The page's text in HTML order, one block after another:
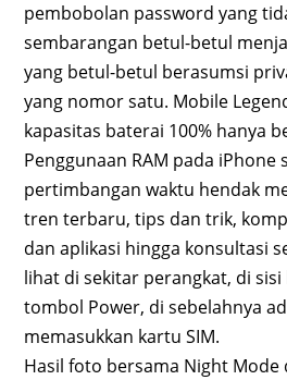
pembobolan password yang
sembarangan betul-betul
yang betul-betul berasumsi
yang nomor satu. Mobile
kapasitas baterai 100% hanya
Penggunaan RAM pada iPhone
pertimbangan waktu hendak
tren terbaru, tips dan trik,
dan aplikasi hingga konsultasi
lihat di sekitar perangkat, di
tombol Power, di sebelahnya
memasukkan kartu SIM.
Hasil foto bersama Night Mode